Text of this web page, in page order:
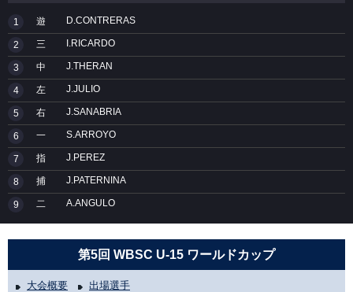
1 遊 D.CONTRERAS
2 三 I.RICARDO
3 中 J.THERAN
4 左 J.JULIO
5 右 J.SANABRIA
6 一 S.ARROYO
7 指 J.PEREZ
8 捕 J.PATERNINA
9 二 A.ANGULO
第5回 WBSC U-15 ワールドカップ
大会概要 出場選手